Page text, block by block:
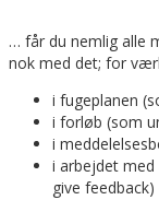
… får du nemlig alle
nok med det; for
i fugeplanen
i forløb (som
i
i arbejdet med
give